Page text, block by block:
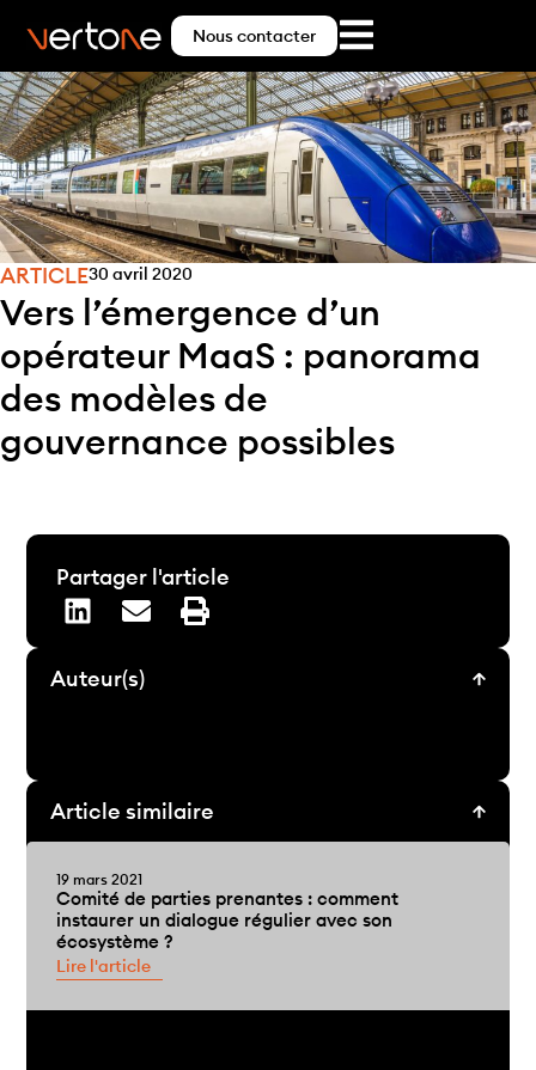
Nous contacter
ARTICLE30 avril 2020
Vers l’émergence d’un
opérateur MaaS : panorama
des modèles de
gouvernance possibles
Partager l'article
Auteur(s)
Article similaire
19 mars 2021
Comité de parties prenantes : comment
instaurer un dialogue régulier avec son
écosystème ?
Lire l'article